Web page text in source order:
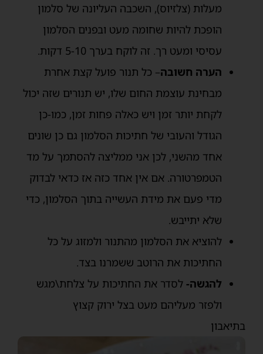
מעלות (צלזיוס), השכבה העליונה של סלמון
הופכת להיות שחומה מעט ובפנים הסלמון
עסיסי ומעט רך. זה לוקח בערך 5-10 דקות.
הערה חשובה– כל תנור פועל קצת אחרת
מבחינת עוצמת החום שלו, יש תנורים שזה יכול
לקחת יותר זמן ויש כאלה פחות זמן, כמו-כן
הגודל והעובי של חתיכות הסלמון גם כן שונים
אחד מהשני, לכן אני ממליצה להסתמך על מד
הטמפרטורה. אם אין אחד כזה אז כדאי לבדוק
מדי פעם את מידת העשייה בתוך הסלמון, כדי
שלא יתייבש.
להוציא את הסלמון מהתנור ולמזוג על כל
החתיכות את הרוטב ששמרנו בצד.
להגשה- לסדר את החתיכות על צלחת\מגש
ולפזר מעליהם מעט בצל ירוק קצוץ
בתיאבון